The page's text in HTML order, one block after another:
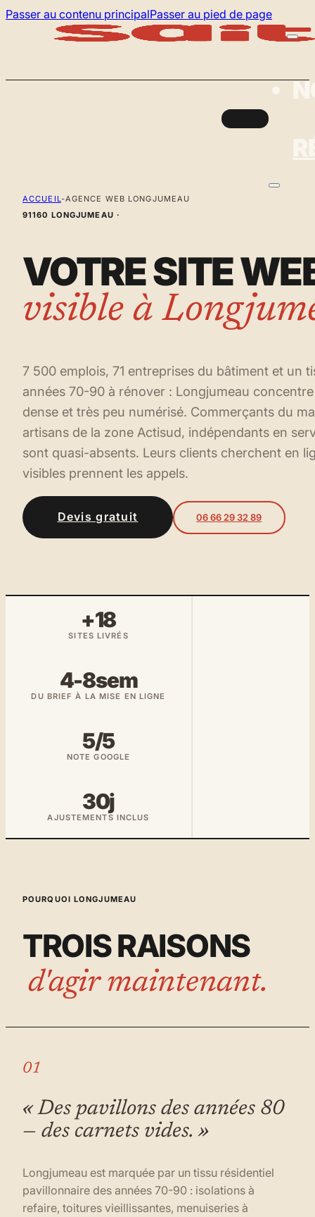
Passer au contenu principalPasser au pied de page
ACCUEIL-AGENCE WEB LONGJUMEAU
91160 LONGJUMEAU ·
VOTRE SITE
visible à
7 500 emplois, 71 entreprises du bâtiment et un
années 70-90 à rénover : Longjumeau
dense et très peu numérisé. Commerçants du
artisans de la zone Actisud, indépendants en
sont quasi-absents. Leurs clients cherchent en
visibles prennent les appels.
Devis gratuit 06 66 29 32 89
+18
SITES LIVRÉS
4-8sem
DU BRIEF À LA MISE EN LIGNE
5/5
NOTE GOOGLE
30j
AJUSTEMENTS INCLUS
POURQUOI LONGJUMEAU
TROIS RAISONS
d'agir maintenant.
01
« Des pavillons des années 80
— des carnets vides. »
Longjumeau est marquée par un tissu résidentiel
pavillonnaire des années 70-90 : isolations à
refaire, toitures vieillissantes, menuiseries à